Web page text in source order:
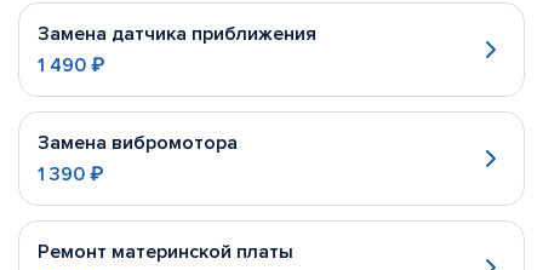
Замена датчика приближения
1 490 ₽
Замена вибромотора
1 390 ₽
Ремонт материнской платы